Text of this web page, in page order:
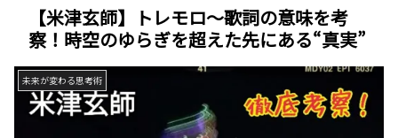
【米津玄師】トレモロ～歌詞の意味を考
察！時空のゆらぎを超えた先にある“真実”
未来が変わる思考術